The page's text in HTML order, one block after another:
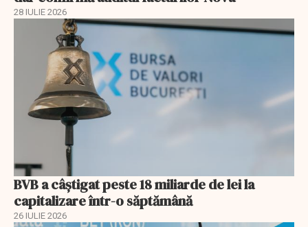
28 IULIE 2026
BVB a câștigat peste 18 miliarde de lei la
capitalizare într-o săptămână
26 IULIE 2026